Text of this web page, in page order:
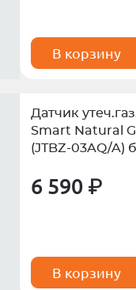
В корзину
Датчик
Smart Natural
(JTBZ-03AQ/A)
6 590 ₽
В корзину